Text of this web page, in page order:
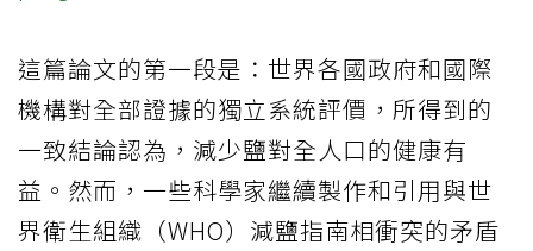
這篇論文的第一段是：世界各國政府和國際
機構對全部證據的獨立系統評價，所得到的
一致結論認為，減少鹽對全人口的健康有
益。然而，一些科學家繼續製作和引用與世
界衛生組織（WHO）減鹽指南相衝突的矛盾